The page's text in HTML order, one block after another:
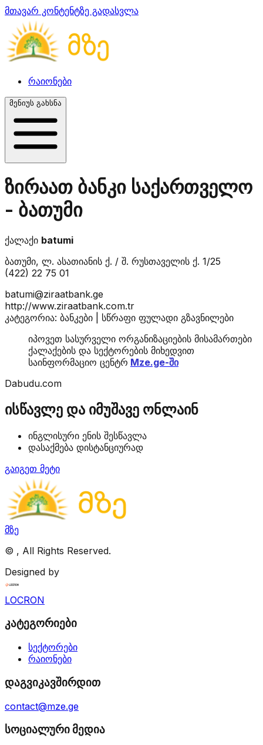
მთავარ კონტენტზე გადასვლა
რაიონები
მენიუს გახსნა
ზირაათ ბანკი საქართველო
- ბათუმი
ქალაქი batumi
ბათუმი, ლ. ასათიანის ქ. / შ. რუსთაველის ქ. 1/25
(422) 22 75 01
batumi@ziraatbank.ge
http://www.ziraatbank.com.tr
კატეგორია: ბანკები | სწრაფი ფულადი გზავნილები
იპოვეთ სასურველი ორგანიზაციების მისამართები
ქალაქების და სექტორების მიხედვით
საინფორმაციო ცენტრ Mze.ge-ში
Dabudu.com
ისწავლე და იმუშავე ონლაინ
ინგლისური ენის შესწავლა
დასაქმება დისტანციურად
გაიგეთ მეტი
მზე
© , All Rights Reserved.
Designed by
LOCRON
კატეგორიები
სექტორები
რაიონები
დაგვიკავშირდით
contact@mze.ge
სოციალური მედია